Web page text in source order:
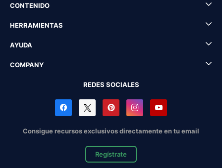
CONTENIDO
HERRAMIENTAS
AYUDA
COMPANY
REDES SOCIALES
Consigue recursos exclusivos directamente en tu email
Regístrate